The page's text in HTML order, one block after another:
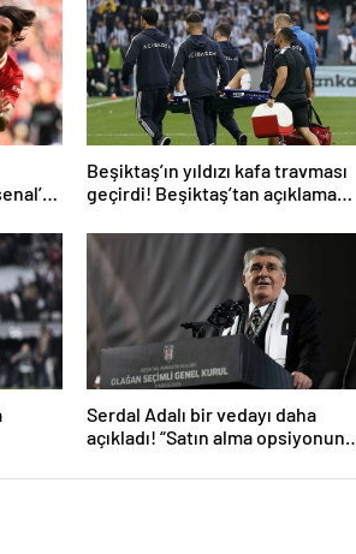
Beşiktaş’ın yıldızı kafa travması
geçirdi! Beşiktaş’tan açıklama
Serdal Adalı bir vedayı daha
açıkladı! “Satın alma opsiyonunu